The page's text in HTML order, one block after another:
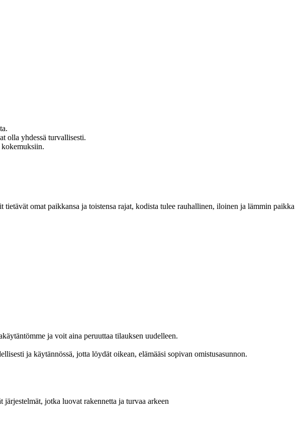
olla yhdessä turvallisesti.
kokemuksiin.
omat paikkansa ja toistensa rajat, kodista tulee rauhallinen, iloinen ja lämmin paikka
ja voit aina peruuttaa tilauksen uudelleen.
ja käytännössä, jotta löydät oikean, elämääsi sopivan omistusasunnon.
järjestelmät, jotka luovat rakennetta ja turvaa arkeen